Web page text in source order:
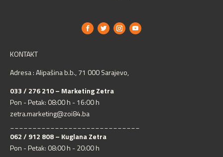
KONTAKT
Adresa : Alipašina b.b., 71 000 Sarajevo,
033 / 276 210 – Marketing Zetra
Pon - Petak: 08:00 h - 16:00 h
zetra.marketing@zoi84.ba
062 / 912 808 – Kuglana Zetra
Pon - Petak: 08:00 h - 20:00 h